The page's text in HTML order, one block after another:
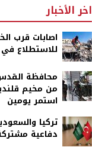
اخر الأخبار
اصابات قرب
للاستطلاع
محافظة
من مخيم
استمر يومين
تركيا
دفاعية